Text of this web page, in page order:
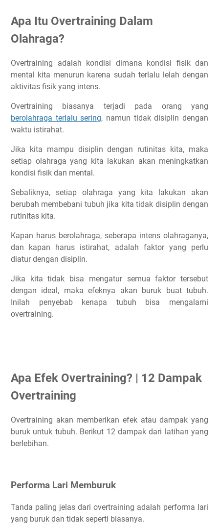
Detak Jantung Meninggi
Cegah Overtraining Dengan Latihan Treshold
2 Macam Treshold Training
Berapa Pace Yang Dipakai Saat Treshold Run?
Bagaimana Solusi Overtraining?
Kesimpulan
Artikel Lainnya Yang Setopik
Apa Itu Overtraining Dalam
Olahraga?
Overtraining adalah kondisi dimana kondisi fisik dan
mental kita menurun karena sudah terlalu lelah dengan
aktivitas fisik yang intens.
Overtraining biasanya terjadi pada orang yang
berolahraga terlalu sering, namun tidak disiplin dengan
waktu istirahat.
Jika kita mampu disiplin dengan rutinitas kita, maka
setiap olahraga yang kita lakukan akan meningkatkan
kondisi fisik dan mental.
Sebaliknya, setiap olahraga yang kita lakukan akan
berubah membebani tubuh jika kita tidak disiplin dengan
rutinitas kita.
Kapan harus berolahraga, seberapa intens olahraganya,
dan kapan harus istirahat, adalah faktor yang perlu
diatur dengan disiplin.
Jika kita tidak bisa mengatur semua faktor tersebut
dengan ideal, maka efeknya akan buruk buat tubuh.
Inilah penyebab kenapa tubuh bisa mengalami
overtraining.
Apa Efek Overtraining? | 12 Dampak
Overtraining
Overtraining akan memberikan efek atau dampak yang
buruk untuk tubuh. Berikut 12 dampak dari latihan yang
berlebihan.
Performa Lari Memburuk
Tanda paling jelas dari overtraining adalah performa lari
yang buruk dan tidak seperti biasanya.